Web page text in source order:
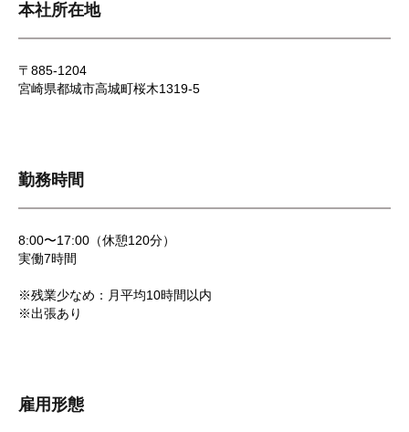
本社所在地
〒885-1204
宮崎県都城市高城町桜木1319-5
勤務時間
8:00〜17:00（休憩120分）
実働7時間
※残業少なめ：月平均10時間以内
※出張あり
雇用形態